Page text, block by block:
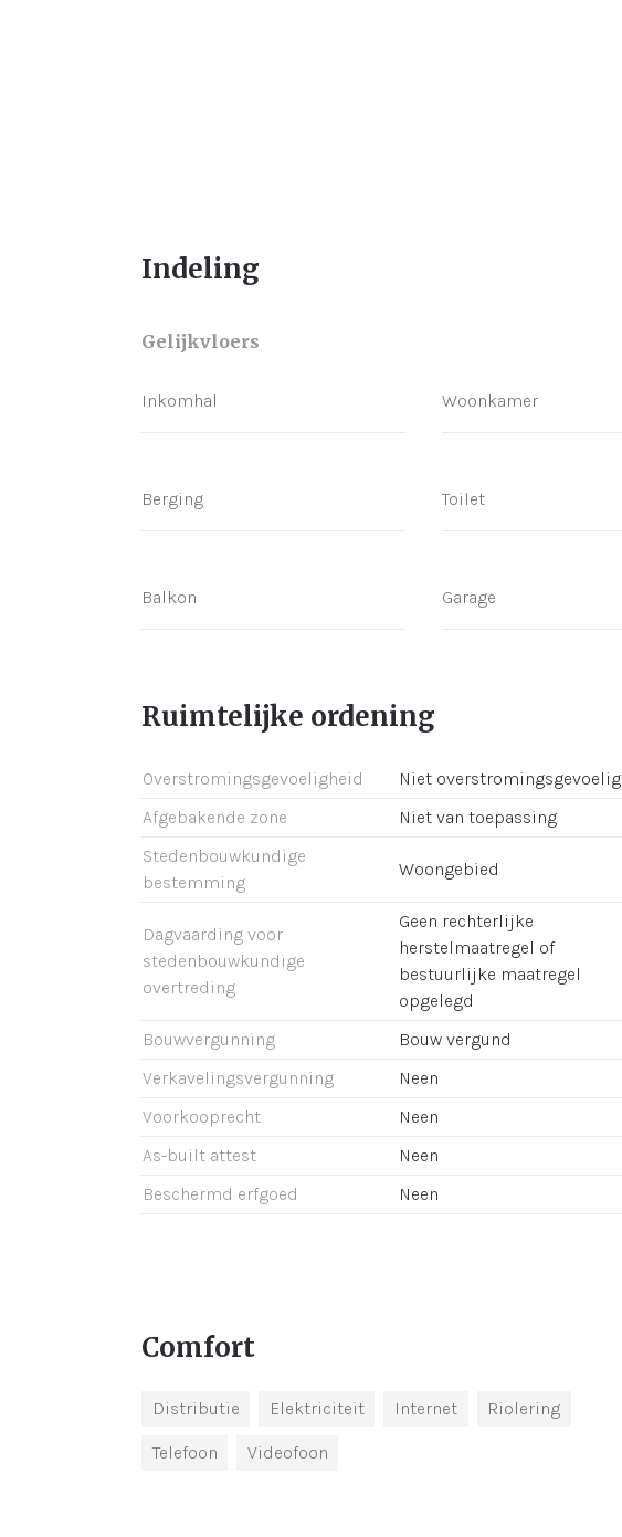
Indeling
Gelijkvloers
Inkomhal Woonkamer
Berging Toilet
Balkon Garage
Ruimtelijke ordening
Overstromingsgevoeligheid
Niet overstromingsgevoelig
Afgebakende zone
Niet van toepassing
Stedenbouwkundige
bestemming
Woongebied
Dagvaarding voor
stedenbouwkundige
overtreding
Geen rechterlijke
herstelmaatregel of
bestuurlijke maatregel
opgelegd
Bouwvergunning
Bouw vergund
Verkavelingsvergunning
Neen
Voorkooprecht
Neen
As-built attest
Neen
Beschermd erfgoed
Neen
Comfort
Distributie Elektriciteit Internet Riolering
Telefoon Videofoon